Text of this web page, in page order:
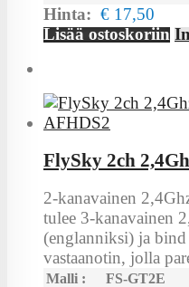
Hinta: € 17,50
Lisää ostoskoriin
FlySky 2ch
2-kanavainen
tulee 3-kanavainen
(englanniksi) ja
vastaanotin, jolla
Malli :
FS-GT2E